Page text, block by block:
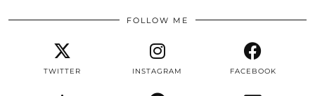
FOLLOW ME
TWITTER INSTAGRAM FACEBOOK